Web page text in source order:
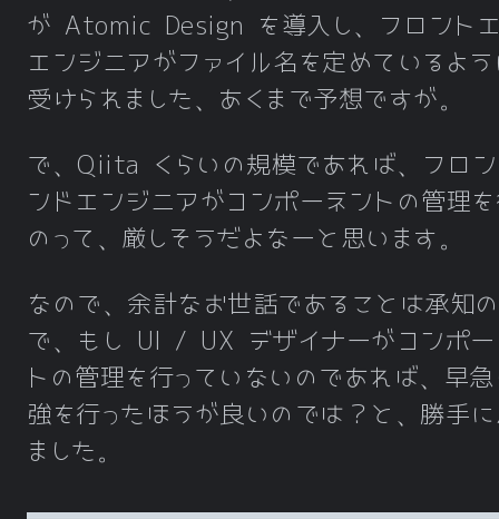
が Atomic Design を導入し、フロント
エンジニアがファイル名を定めているよ
受けられました、あくまで予想ですが。
で、Qiita くらいの規模であれば、フロン
ンドエンジニアがコンポーネントの管理
のって、厳しそうだよなーと思います。
なので、余計なお世話であることは承知
で、もし UI / UX デザイナーがコンポー
トの管理を行っていないのであれば、早
強を行ったほうが良いのでは？と、勝手
ました。